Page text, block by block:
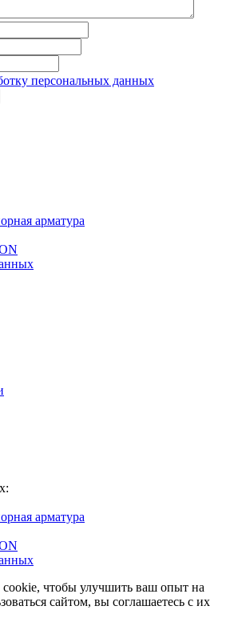
персональных данных
арматура
арматура
чтобы улучшить ваш опыт на
сайтом, вы соглашаетесь с их